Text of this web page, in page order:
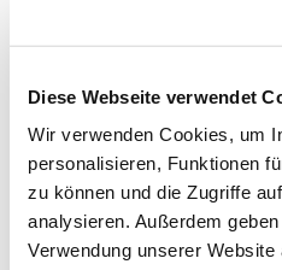
Diese Webseite verwendet
Wir verwenden Cookies, um
personalisieren, Funktionen
zu können und die Zugriffe
analysieren. Außerdem
Verwendung unserer